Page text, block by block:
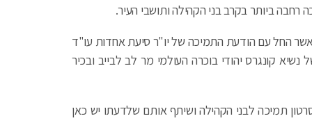
רחבה ביותר בקרב בני הקהילה ותושבי העיר.
החל עם הודעת התמיכה של יו"ר סיעת אחדות עו"ד
קונגרס יהודי בוכרה העולמי מר לב לבייב ובכיר
תמיכה לבני הקהילה ושיתף אותם שלדעתו יש כאן